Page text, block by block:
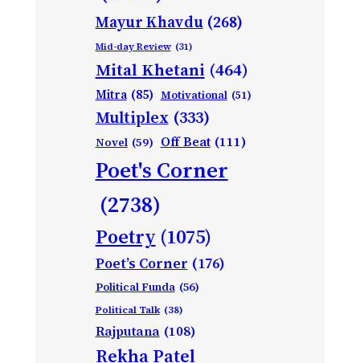
Mayur Khavdu (268)
Mid-day Review (31)
Mital Khetani (464)
Mitra (85) Motivational (51)
Multiplex (333)
Novel (59) Off Beat (111)
Poet's Corner
(2738)
Poetry (1075)
Poet’s Corner (176)
Political Funda (56)
Political Talk (38)
Rajputana (108)
Rekha Patel